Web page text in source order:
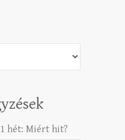
hét: Miért hit?